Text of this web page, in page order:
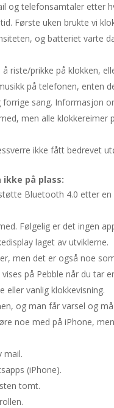
og telefonsamtaler etter
Første uken brukte vi
ogbatteriet varte
riste/prikke på klokken,
på telefonen, enten
sang. Informasjon
men alle klokkereimer
ikke fått bedrevet
på plass:
Bluetooth 4.0 etter
Følgelig er det ingen
laget av utviklerne.
men det er også noe
vises på Pebble når du tar
eller vanlig klokkevisning.
og man får varsel og
noe med på iPhone,
mail.
(iPhone).
tomt.